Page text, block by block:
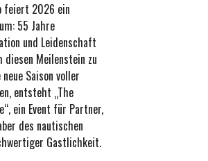
feiert 2026 ein
55 Jahre
und Leidenschaft
Meilenstein zu
Saison voller
entsteht „The
ein Event für Partner,
des nautischen
Gastlichkeit.